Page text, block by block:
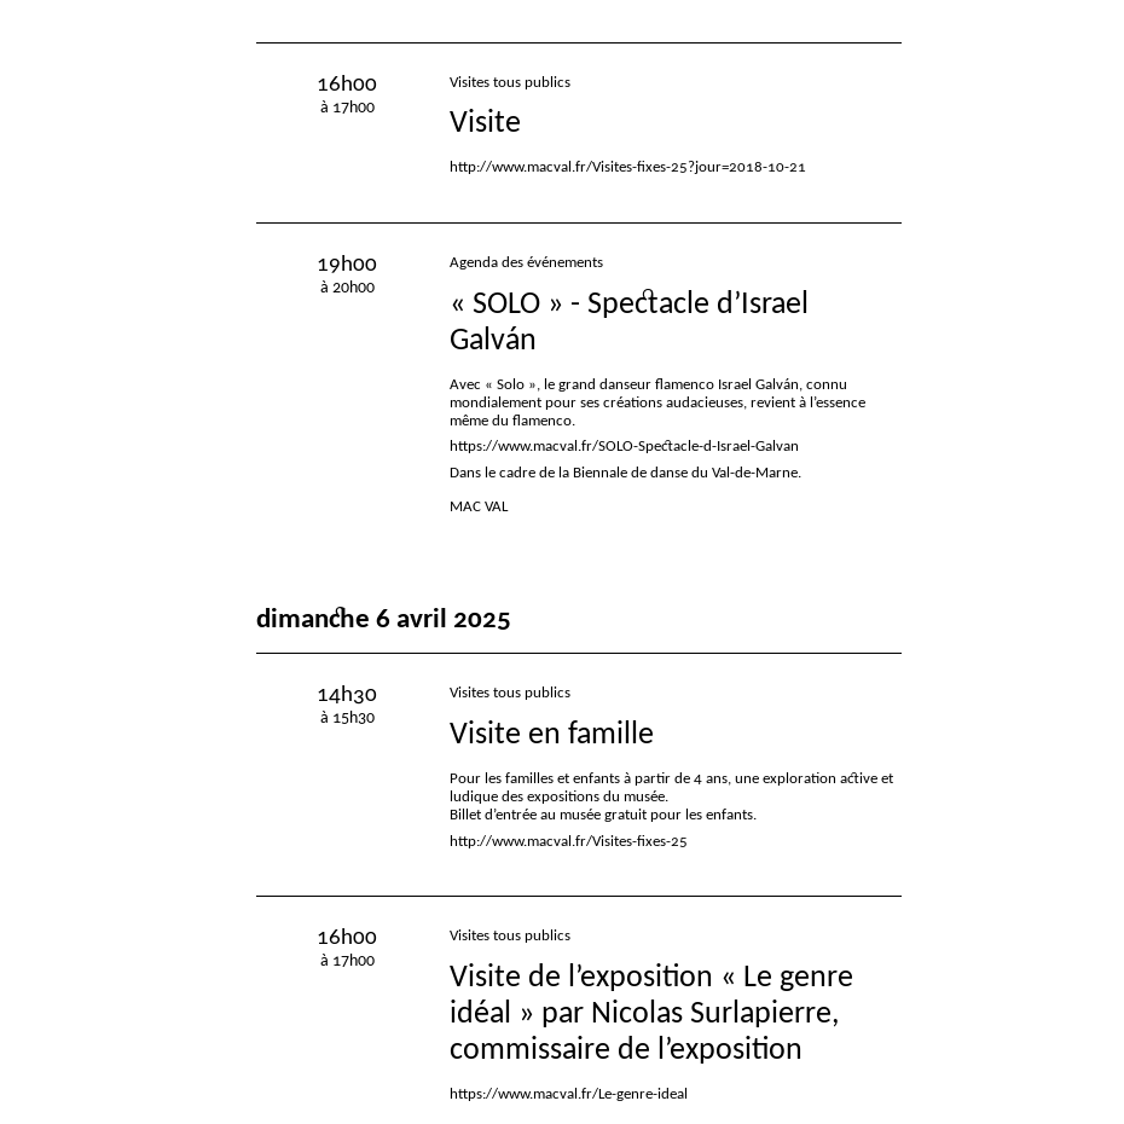
16h00
à 17h00
Visites tous publics
Visite
http://www.macval.fr/Visites-fixes-25?jour=2018-10-21
19h00
à 20h00
Agenda des événements
« SOLO » - Spectacle d’Israel
Galván
Avec « Solo », le grand danseur flamenco Israel Galván, connu
mondialement pour ses créations audacieuses, revient à l’essence
même du flamenco.
https://www.macval.fr/SOLO-Spectacle-d-Israel-Galvan
Dans le cadre de la Biennale de danse du Val-de-Marne.
MAC VAL
dimanche 6 avril 2025
14h30
à 15h30
Visites tous publics
Visite en famille
Pour les familles et enfants à partir de 4 ans, une exploration active et
ludique des expositions du musée.
Billet d’entrée au musée gratuit pour les enfants.
http://www.macval.fr/Visites-fixes-25
16h00
à 17h00
Visites tous publics
Visite de l’exposition « Le genre
idéal » par Nicolas Surlapierre,
commissaire de l’exposition
https://www.macval.fr/Le-genre-ideal